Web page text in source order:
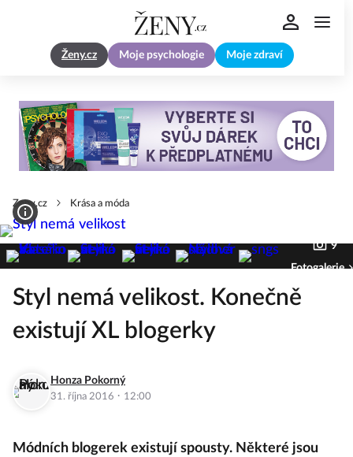
Ženy.cz Moje psychologie Moje zdraví
Zeny.cz Krása a móda
9
Fotogalerie
Styl nemá velikost. Konečně
existují XL blogerky
Honza Pokorný
31. října 2016 · 12:00
Módních blogerek existují spousty. Některé jsou